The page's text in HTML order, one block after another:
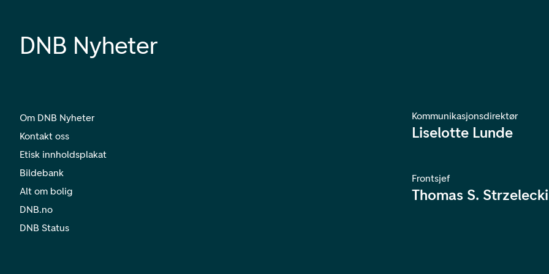
DNB Nyheter
Om DNB Nyheter
Kontakt oss
Etisk innholdsplakat
Bildebank
Alt om bolig
DNB.no
DNB Status
Kommunikasjonsdirektør
Liselotte Lunde
Frontsjef
Thomas S. Strzelecki